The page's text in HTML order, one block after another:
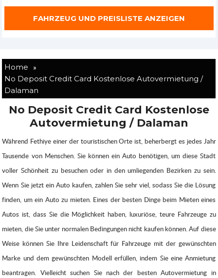
Home »
No Deposit Credit Card Kostenlose Autovermietung /
Dalaman
No Deposit Credit Card Kostenlose
Autovermietung / Dalaman
Während Fethiye einer der touristischen Orte ist, beherbergt es jedes Jahr
Tausende von Menschen. Sie können ein Auto benötigen, um diese Stadt
voller Schönheit zu besuchen oder in den umliegenden Bezirken zu sein.
Wenn Sie jetzt ein Auto kaufen, zahlen Sie sehr viel, sodass Sie die Lösung
finden, um ein Auto zu mieten. Eines der besten Dinge beim Mieten eines
Autos ist, dass Sie die Möglichkeit haben, luxuriöse, teure Fahrzeuge zu
mieten, die Sie unter normalen Bedingungen nicht kaufen können. Auf diese
Weise können Sie Ihre Leidenschaft für Fahrzeuge mit der gewünschten
Marke und dem gewünschten Modell erfüllen, indem Sie eine Anmietung
beantragen. Vielleicht suchen Sie nach der besten Autovermietung in